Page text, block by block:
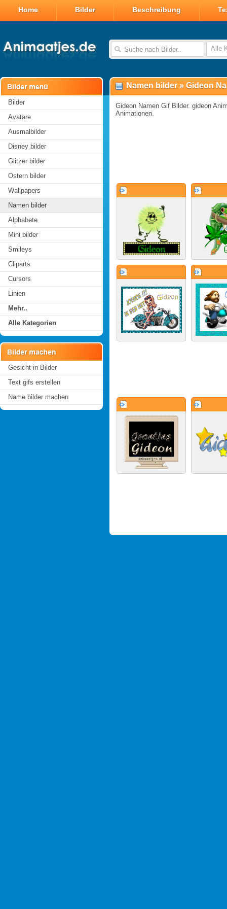
Home Bilder Beschreibung
Alle
Valentin Bilder
Valentin Smileys
Disney Valentin Bilder
Bilder
Avatare
Ausmalbilder
Disney bilder
Glitzer bilder
Ostern bilder
Wallpapers
Namen bilder
Alphabete
Mini bilder
Smileys
Cliparts
Cursors
Linien
Mehr..
Alle Kategorien
Gesicht in Bilder
Text gifs erstellen
Name bilder machen
Namen bilder » Gideon
Gideon Namen Gif Bilder. gideon
Animationen.